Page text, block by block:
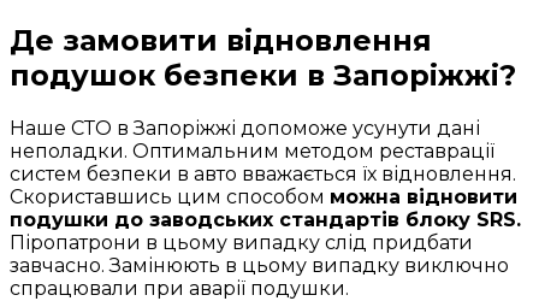
Де замовити відновлення
подушок безпеки в Запоріжжі?
Наше СТО в Запоріжжі допоможе усунути дані
неполадки. Оптимальним методом реставрації
систем безпеки в авто вважається їх відновлення.
Скориставшись цим способом можна відновити
подушки до заводських стандартів блоку SRS.
Піропатрони в цьому випадку слід придбати
завчасно. Замінюють в цьому випадку виключно
спрацювали при аварії подушки.